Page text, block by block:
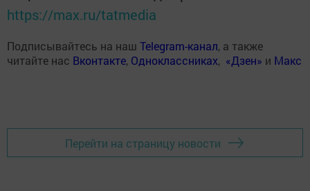
https://max.ru/tatmedia
Подписывайтесь на наш Telegram-канал, а также
читайте нас Вконтакте, Одноклассниках, «Дзен» и Макс
Перейти на страницу новости